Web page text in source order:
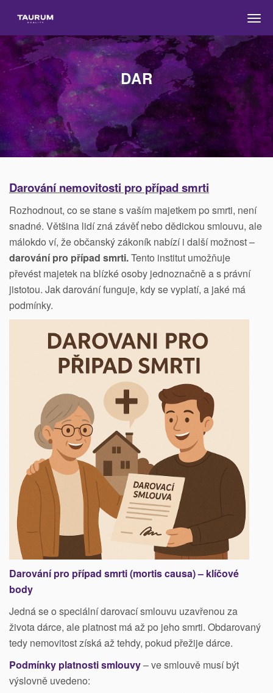
DAR
Darování nemovitosti pro případ smrti
Rozhodnout, co se stane s vaším majetkem po smrti, není
snadné. Většina lidí zná závěť nebo dědickou smlouvu, ale
málokdo ví, že občanský zákoník nabízí i další možnost –
darování pro případ smrti.Tento institut umožňuje
převést majetek na blízké osoby jednoznačně a s právní
jistotou. Jak darování funguje, kdy se vyplatí, a jaké má
podmínky.
Darování pro případ smrti (mortis causa) – klíčové
body
Jedná se o speciální darovací smlouvu uzavřenou za
života dárce, ale platnost má až po jeho smrti. Obdarovaný
tedy nemovitost získá až tehdy, pokud přežije dárce.
Podmínky platnosti smlouvy– ve smlouvě musí být
výslovně uvedeno: